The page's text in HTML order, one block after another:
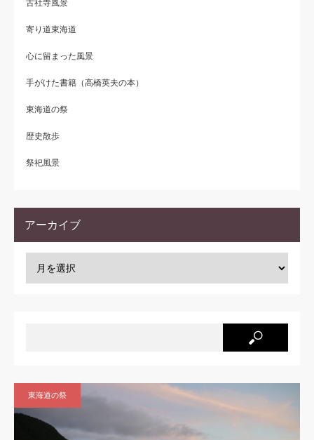
古社寺風景
寄り道東海道
心に留まった風景
手がけた書籍（高橋英夫の本）
東海道の祭
歴史散歩
祭祀風景
アーカイブ
東海道の祭